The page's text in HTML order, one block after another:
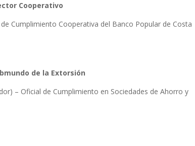
Cooperativo
Cumplimiento Cooperativa del Banco Popular de Costa
de la Extorsión
– Oficial de Cumplimiento en Sociedades de Ahorro y